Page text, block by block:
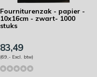
Fourniturenzak - papier -
10x16cm - zwart- 1000
stuks
83,49
(69,- Excl. btw)